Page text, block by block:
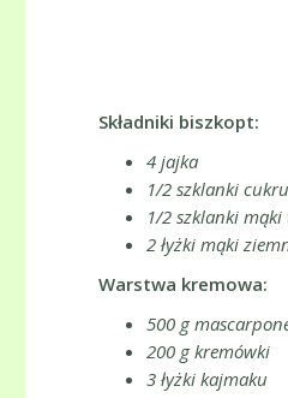
Składniki biszkopt:
4 jajka
1/2 szklanki
1/2 szklanki
2 łyżki mąki
Warstwa kremowa:
500 g
200 g kremówki
3 łyżki kajmaku